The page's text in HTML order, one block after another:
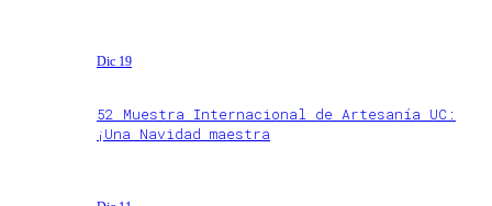
Dic 19
52 Muestra Internacional de Artesanía UC:
¡Una Navidad maestra